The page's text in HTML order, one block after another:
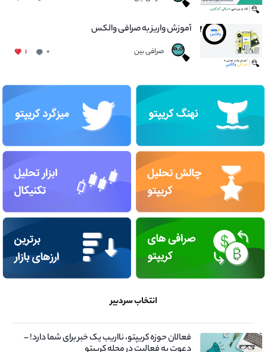
آموزش واریز به صرافی والکس
صرافی بین ۰ ۱
انتخاب سردبیر
فعالان حوزه کریپتو، نااریب یک خبر برای شما دارد! –